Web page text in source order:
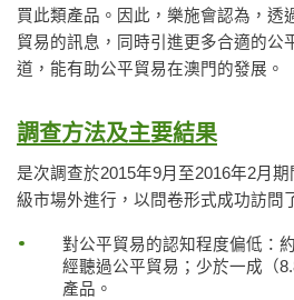
買此類產品。因此，樂施會認為，透
貿易的訊息，同時引進更多合適的公
道，能有助公平貿易在澳門的發展。
調查方法及主要結果
是次調查於2015年9月至2016年2月
級市場外進行，以問卷形式成功訪問
對公平貿易的認知程度偏低：
經聽過公平貿易；少於一成（
產品。